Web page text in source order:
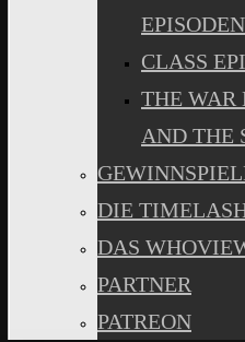
CLASS
THE WAR
AND THE
DIE
DAS
PARTNER
PATREON